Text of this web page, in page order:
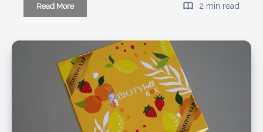
Read MoreBiotyfull
Box
:
La
Box
Beauté
«
Conviviale
2 min read